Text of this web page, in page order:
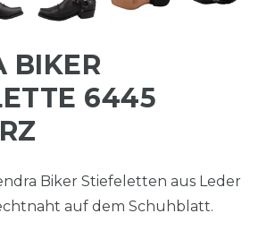
BIKER
6445
Biker Stiefeletten aus Leder
auf dem Schuhblatt.